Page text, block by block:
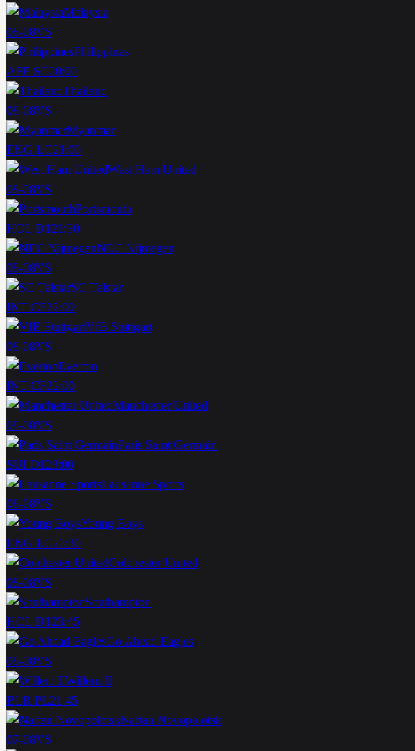
Malaysia
08-08VS
Philippines
AFF SC20:00
Thailand
08-08VS
Myanmar
ENG LC21:00
West Ham United
08-08VS
Portsmouth
HOL D1 21:30
NEC Nijmegen
08-08VS
SC Telstar
INT CF22:00
VfB Stuttgart
08-08VS
Everton
INT CF22:00
Manchester United
08-08VS
Paris Saint Germain
SUI D1 23:00
Lausanne Sports
08-08VS
Young Boys
ENG LC23:30
Colchester United
08-08VS
Southampton
HOL D1 23:45
Go Ahead Eagles
08-08VS
Willem II
BLR PL21:45
Naftan Novopolotsk
07-08VS